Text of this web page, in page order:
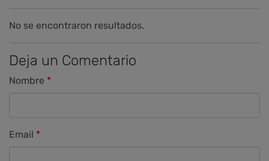
No se encontraron resultados.
Deja un Comentario
Nombre
Email